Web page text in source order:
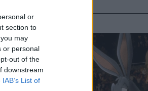
or
section to
may
or personal
out of the
downstream
IAB’s List of